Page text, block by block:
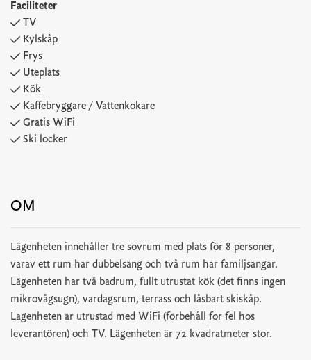
Faciliteter
TV
Kylskåp
Frys
Uteplats
Kök
Kaffebryggare / Vattenkokare
Gratis WiFi
Ski locker
OM
Lägenheten innehåller tre sovrum med plats för 8 personer,
varav ett rum har dubbelsäng och två rum har familjsängar.
Lägenheten har två badrum, fullt utrustat kök (det finns ingen
mikrovågsugn), vardagsrum, terrass och låsbart skiskåp.
Lägenheten är utrustad med WiFi (förbehåll för fel hos
leverantören) och TV. Lägenheten är 72 kvadratmeter stor.